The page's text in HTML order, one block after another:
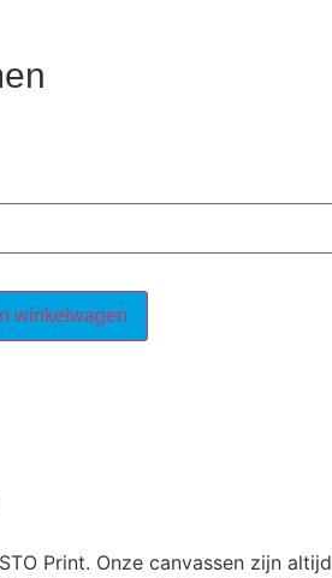
winkelwagen
Print. Onze canvassen zijn altijd